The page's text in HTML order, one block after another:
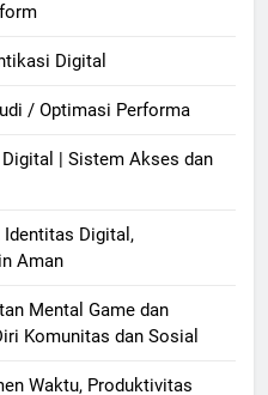
Digital
/ Optimasi Performa
| Sistem Akses dan
Identitas Digital,
Aman
Mental Game dan
Komunitas dan Sosial
Waktu, Produktivitas